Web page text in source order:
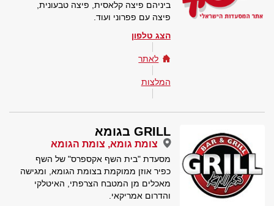
ביניהם פיצה קלאסית, פיצה טבעונית,
פיצה עם פפרוני ועוד.
הצג טלפון
לאתר
המלצות
GRILL בגומא
צומת גומא, צומת הגומא
מסעדת "בית השף אקספרס" של השף
כפיר אוזן ממוקמת בצומת הגומא, ומגישה
מאכלים מן המטבח הצרפתי, האיטלקי
והדרום אמריקאי.